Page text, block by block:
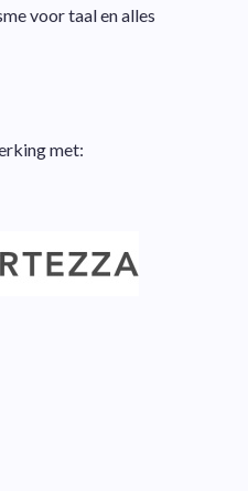
voor taal en alles
met: